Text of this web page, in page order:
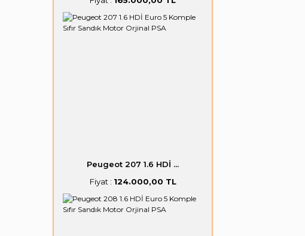
Peugeot 207 1.6 HDİ ...
Fiyat : 124.000,00 TL